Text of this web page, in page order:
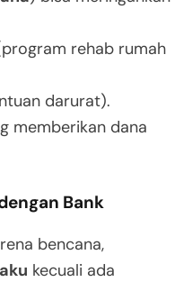
rehab rumah
darurat).
memberikan dana
Bank
bencana,
kecuali ada